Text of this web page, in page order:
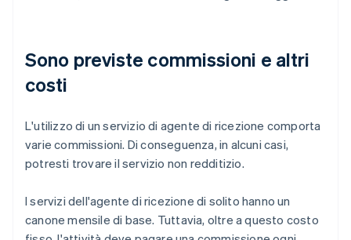
Sono previste commissioni e altri
costi
L'utilizzo di un servizio di agente di ricezione comporta
varie commissioni. Di conseguenza, in alcuni casi,
potresti trovare il servizio non redditizio.
I servizi dell'agente di ricezione di solito hanno un
canone mensile di base. Tuttavia, oltre a questo costo